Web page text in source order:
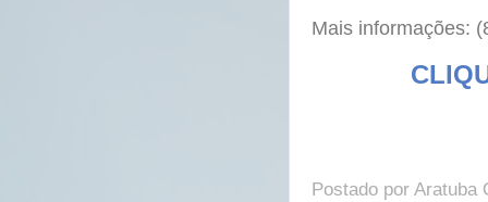
Mais informações:
Postado por Aratuba